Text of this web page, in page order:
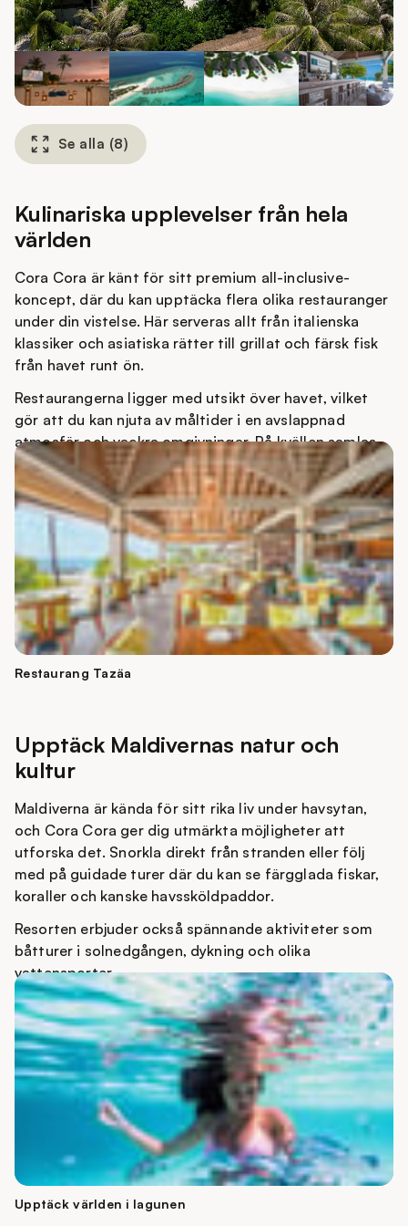
Se alla (8)
Kulinariska upplevelser från hela
världen
Cora Cora är känt för sitt premium all-inclusive-
koncept, där du kan upptäcka flera olika restauranger
under din vistelse. Här serveras allt från italienska
klassiker och asiatiska rätter till grillat och färsk fisk
från havet runt ön.
Restaurangerna ligger med utsikt över havet, vilket
gör att du kan njuta av måltider i en avslappnad
atmosfär och vackra omgivningar. På kvällen samlas
gästerna ofta till middag i solnedgångens gyllene ljus,
där stämningen är både elegant och informell.
Gastronomin är en viktig del av upplevelsen på
resorten och låter dig upptäcka smaker från hela
världen medan du är omgiven av Maldivernas tropiska
natur.
Restaurang Tazäa
Upptäck Maldivernas natur och
kultur
Maldiverna är kända för sitt rika liv under havsytan,
och Cora Cora ger dig utmärkta möjligheter att
utforska det. Snorkla direkt från stranden eller följ
med på guidade turer där du kan se färgglada fiskar,
koraller och kanske havssköldpaddor.
Resorten erbjuder också spännande aktiviteter som
båtturer i solnedgången, dykning och olika
vattensporter.
En särskild detalj på Cora Cora är öns eget museum,
där du kan lära dig mer om Maldivernas historia, kultur
och maritima arv. Det tillför en extra dimension till
vistelsen och skapar en djupare koppling till
destinationen.
Upptäck världen i lagunen